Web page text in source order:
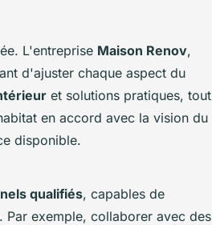
L'entreprise Maison Renov,
d'ajuster chaque aspect du
et solutions pratiques, tout
en accord avec la vision du
disponible.
qualifiés, capables de
. Par exemple, collaborer avec des